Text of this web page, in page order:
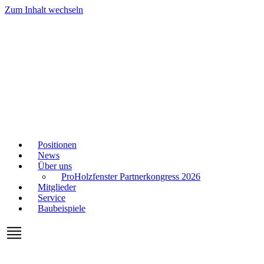
Zum Inhalt wechseln
Positionen
News
Über uns
ProHolzfenster Partnerkongress 2026
Mitglieder
Service
Baubeispiele